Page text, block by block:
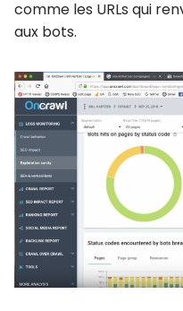
comme les URLs qui
aux bots.